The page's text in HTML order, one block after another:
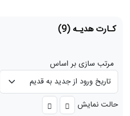
کـارت هدیـه(9)
مرتب سازی بر اساس
حالت نمایش